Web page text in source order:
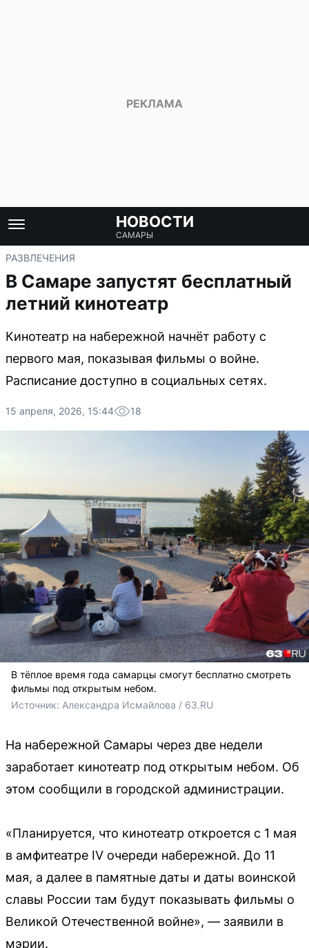
НОВОСТИ
САМАРЫ
РАЗВЛЕЧЕНИЯ
В Самаре запустят бесплатный
летний кинотеатр
Кинотеатр на набережной начнёт работу с
первого мая, показывая фильмы о войне.
Расписание доступно в социальных сетях.
15 апреля, 2026, 15:44 18
В тёплое время года самарцы смогут бесплатно смотреть
фильмы под открытым небом.
Источник: Александра Исмайлова / 63.RU
На набережной Самары через две недели
заработает кинотеатр под открытым небом. Об
этом сообщили в городской администрации.
«Планируется, что кинотеатр откроется с 1 мая
в амфитеатре IV очереди набережной. До 11
мая, а далее в памятные даты и даты воинской
славы России там будут показывать фильмы о
Великой Отечественной войне», — заявили в
мэрии.